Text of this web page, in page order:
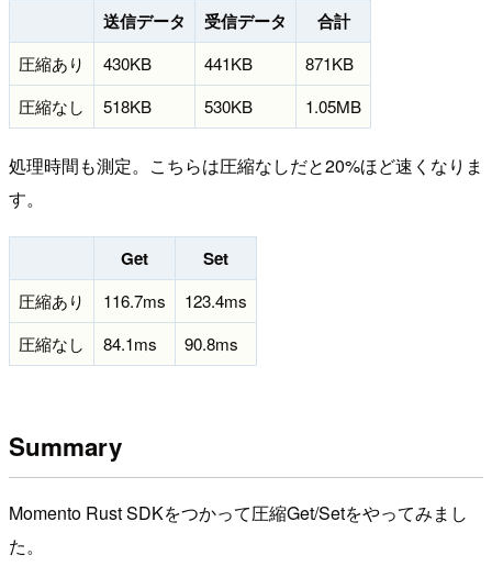
送信データ 受信データ 合計
圧縮あり 430KB 441KB
871KB
圧縮なし
518KB 530KB 1.05MB
処理時間も測定。こちらは圧縮なしだと20%ほど速くなりま
す。
Get Set
圧縮あり 116.7ms
123.4ms
圧縮なし
84.1ms 90.8ms
Summary
Momento Rust SDKをつかって圧縮Get/Setをやってみまし
た。